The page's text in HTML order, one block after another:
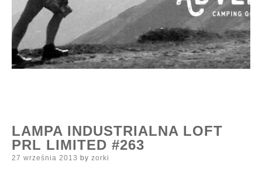
LAMPA INDUSTRIALNA LOFT
PRL LIMITED #263
Posted
27 września 2013 by zorki